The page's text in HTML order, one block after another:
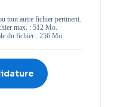
tout autre fichier pertinent.
max. : 512 Mo.
du fichier : 256 Mo.